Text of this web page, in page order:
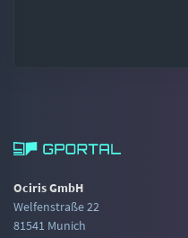
Ociris GmbH
Welfenstraße 22
81541 Munich